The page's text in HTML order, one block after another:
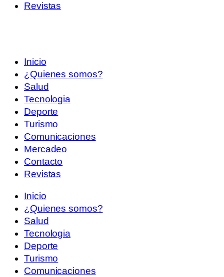
Revistas
Inicio
¿Quienes somos?
Salud
Tecnologia
Deporte
Turismo
Comunicaciones
Mercadeo
Contacto
Revistas
Inicio
¿Quienes somos?
Salud
Tecnologia
Deporte
Turismo
Comunicaciones